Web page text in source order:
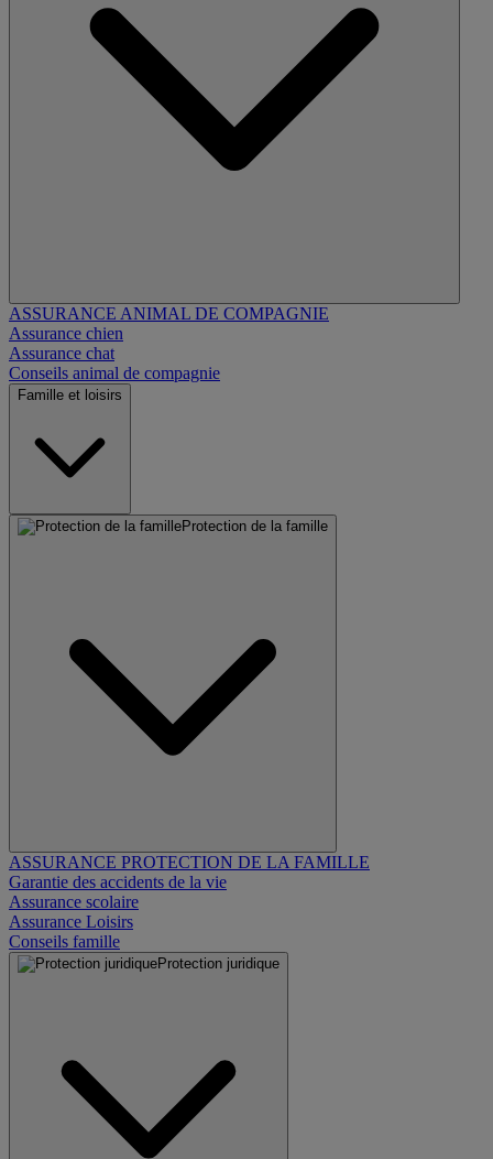
ASSURANCE ANIMAL DE COMPAGNIE
Assurance chien
Assurance chat
Conseils animal de compagnie
Famille et loisirs
Protection de la famille
ASSURANCE PROTECTION DE LA FAMILLE
Garantie des accidents de la vie
Assurance scolaire
Assurance Loisirs
Conseils famille
Protection juridique